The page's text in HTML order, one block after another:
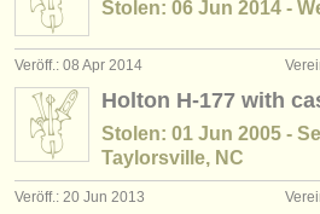
Stolen: 06 Jun 2014 -
Veröff.: 08 Apr 2014
Holton H-177 with
Stolen: 01 Jun 2005 -
Taylorsville, NC
Veröff.: 20 Jun 2013